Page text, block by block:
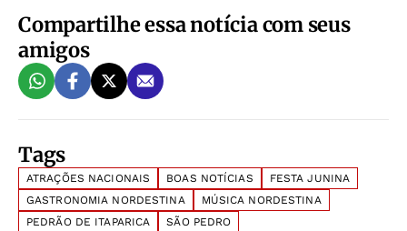
Compartilhe essa notícia com seus
amigos
Tags
ATRAÇÕES NACIONAIS BOAS NOTÍCIAS
FESTA JUNINA
GASTRONOMIA NORDESTINA
MÚSICA NORDESTINA
PEDRÃO DE ITAPARICA
SÃO PEDRO